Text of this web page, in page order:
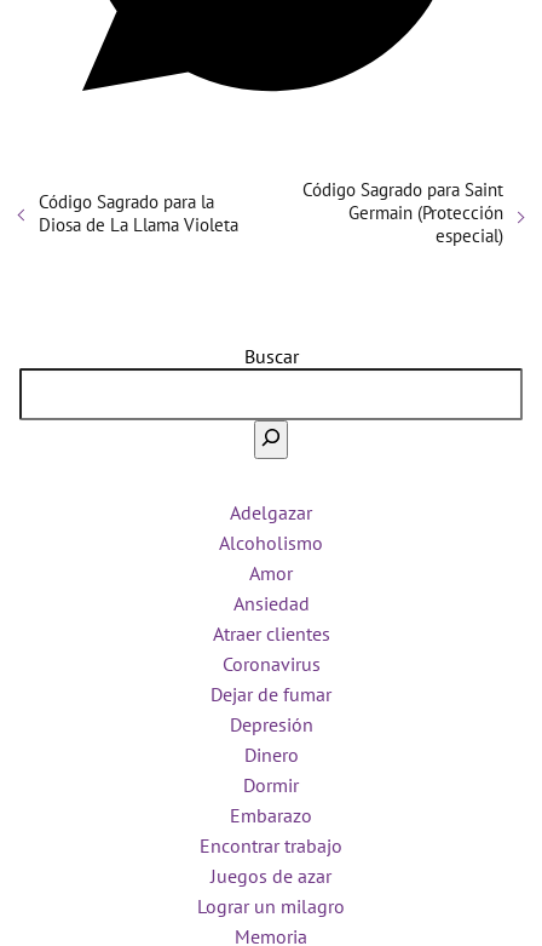
Código Sagrado para la
Diosa de La Llama Violeta
Código Sagrado para Saint
Germain (Protección
especial)
Buscar
Adelgazar
Alcoholismo
Amor
Ansiedad
Atraer clientes
Coronavirus
Dejar de fumar
Depresión
Dinero
Dormir
Embarazo
Encontrar trabajo
Juegos de azar
Lograr un milagro
Memoria